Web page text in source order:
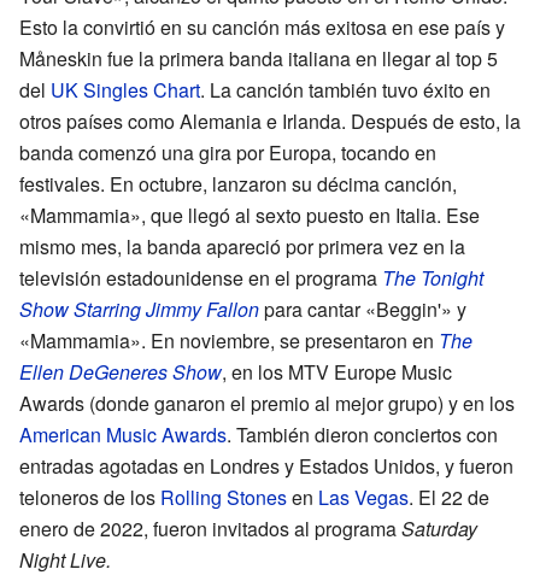
Esto la convirtió en su canción más exitosa en ese país y
Måneskin fue la primera banda italiana en llegar al top 5
del UK Singles Chart. La canción también tuvo éxito en
otros países como Alemania e Irlanda. Después de esto, la
banda comenzó una gira por Europa, tocando en
festivales. En octubre, lanzaron su décima canción,
«Mammamia», que llegó al sexto puesto en Italia. Ese
mismo mes, la banda apareció por primera vez en la
televisión estadounidense en el programa The Tonight
Show Starring Jimmy Fallonpara cantar «Beggin'» y
«Mammamia». En noviembre, se presentaron en The
Ellen DeGeneres Show, en los MTV Europe Music
Awards (donde ganaron el premio al mejor grupo) y en los
American Music Awards. También dieron conciertos con
entradas agotadas en Londres y Estados Unidos, y fueron
teloneros de los Rolling Stonesen Las Vegas. El 22 de
enero de 2022, fueron invitados al programaSaturday
Night Live.